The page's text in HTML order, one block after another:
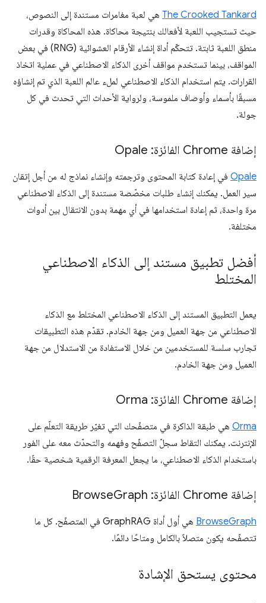
The Crooked Tankard هي لعبة مغامرات مستندة إلى النصوص،
حيث تستجيب اللعبة لأفعالك بنتيجة محاكاة. هذه المحاكاة وقدرات
منطق اللعبة ثابتة. تتحكّم أداة إنشاء الأرقام العشوائية (RNG) في بعض
المواقف، بينما تستخدم مواقف أخرى الذكاء الاصطناعي في عملية اتخاذ
القرارات. يتم استخدام الذكاء الاصطناعي لملء عالم اللعبة الذي تم إنشاؤه
مسبقًا بأسماء وأوصاف ملموسة، ولرواية الأحداث التي تحدث في كل
جولة.
إضافة Chrome الفائزة: Opale
Opale في إعادة كتابة المحتوى وترجمته وإنشاء نماذج له من أجل إتقان
سير العمل. يمكنك إنشاء طلبات مخصّصة مستندة إلى الذكاء الاصطناعي
مرة واحدة، ثم إعادة استخدامها في أي مهمة بدون الانتقال بين أدوات
مختلفة.
أفضل تطبيق مستند إلى الذكاء الاصطناعي
المختلط
يعمل التطبيق المستند إلى الذكاء الاصطناعي المختلط مع الذكاء
الاصطناعي من جهة العميل ومن جهة الخادم. تقدّم هذه التطبيقات
تجارب سلسة للمستخدمين من خلال الاستفادة من الاستدلال من جهة
العميل ومن جهة الخادم.
إضافة Chrome الفائزة: Orma
Orma هي طبقة الذاكرة في متصفّحك التي تغيّر طريقة التعلّم على
الإنترنت. يمكنك التقاط سجلّ التصفّح وفهمه والتحدّث معه على الفور
باستخدام الذكاء الاصطناعي، ما يجعل المعرفة الرقمية شخصية حقًا.
إضافة Chrome الفائزة: Browse Graph
BrowseGraph
هي أول أداة GraphRAG في المتصفّح. كل ما
تتصفّحه يكون متصلاً بالكامل ومتاحًا دائمًا.
محتوى يستحق الإشادة